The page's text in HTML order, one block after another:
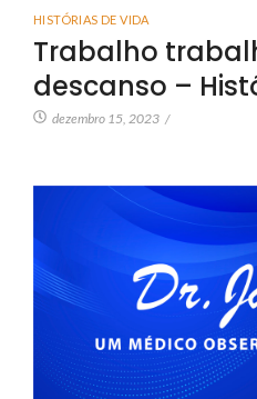
HISTÓRIAS DE VIDA
Trabalho
descanso –
dezembro 15, 2023 /